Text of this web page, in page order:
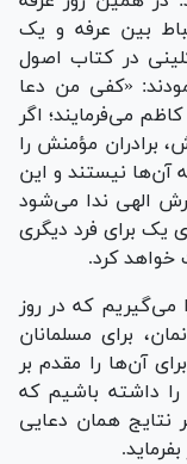
بین عرفه و یک
در کتاب اصول
«کفی من دعا
می‌فرمایند؛ اگر
برادران مؤمنش را
آن‌ها نیستند و این
الهی ندا می‌شود
یک برای فرد دیگری
خواهد کرد.
می‌گیریم که در روز
برای مسلمانان
آن‌ها را مقدم بر
را داشته باشیم که
نتایج همان دعایی